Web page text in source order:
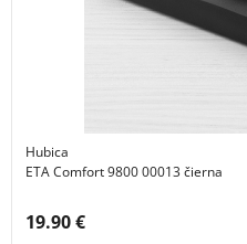
Hubica
ETA Comfort 9800 00013 čierna
Cena s DPH:
19.90 €